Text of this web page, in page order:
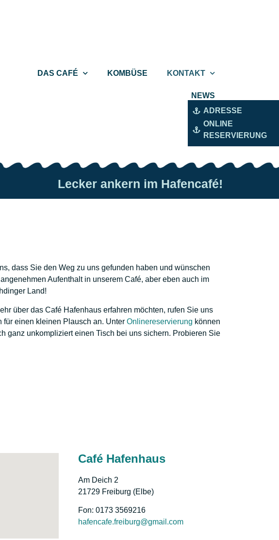
DAS CAFÉ KOMBÜSE KONTAKT
NEWS
Lecker ankern im Hafencafé!
ADRESSE
ONLINE
RESERVIERUNG
dass Sie den Weg zu uns gefunden haben und wünschen
angenehmen Aufenthalt in unserem Café, aber eben auch im
Land!
über das Café Hafenhaus erfahren möchten, rufen Sie uns
für einen kleinen Plausch an. Unter Onlinereservierung können
ganz unkompliziert einen Tisch bei uns sichern. Probieren Sie
Café Hafenhaus
Am Deich 2
21729 Freiburg (Elbe)
Fon: 0173 3569216
hafencafe.freiburg@gmail.com